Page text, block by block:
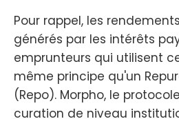
Pour rappel, les
générés par les intérêts
emprunteurs qui utilisent
même principe qu'un
(Repo). Morpho, le
curation de niveau